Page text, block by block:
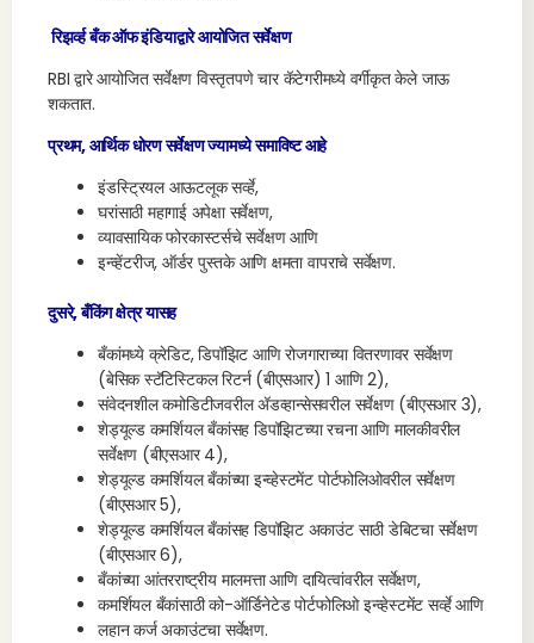
रिझर्व्ह बँक ऑफ इंडियाद्वारे आयोजित सर्वेक्षण
RBI द्वारे आयोजित सर्वेक्षण विस्तृतपणे चार कॅटेगरीमध्ये वर्गीकृत केले जाऊ
शकतात.
प्रथम, आर्थिक धोरण सर्वेक्षण ज्यामध्ये समाविष्ट आहे
इंडस्ट्रियल आऊटलूक सर्व्हे,
घरांसाठी महागाई अपेक्षा सर्वेक्षण,
व्यावसायिक फोरकास्टर्सचे सर्वेक्षण आणि
इन्व्हेंटरीज, ऑर्डर पुस्तके आणि क्षमता वापराचे सर्वेक्षण.
दुसरे, बँकिंग क्षेत्र यासह
बँकांमध्ये क्रेडिट, डिपॉझिट आणि रोजगाराच्या वितरणावर सर्वेक्षण
(बेसिक स्टॅटिस्टिकल रिटर्न (बीएसआर) 1 आणि 2),
संवेदनशील कमोडिटीजवरील ॲडव्हान्सेसवरील सर्वेक्षण (बीएसआर 3),
शेड्यूल्ड कमर्शियल बँकांसह डिपॉझिटच्या रचना आणि मालकीवरील
सर्वेक्षण (बीएसआर 4),
शेड्यूल्ड कमर्शियल बँकांच्या इन्व्हेस्टमेंट पोर्टफोलिओवरील सर्वेक्षण
(बीएसआर 5),
शेड्यूल्ड कमर्शियल बँकांसह डिपॉझिट अकाउंट साठी डेबिटचा सर्वेक्षण
(बीएसआर 6),
बँकांच्या आंतरराष्ट्रीय मालमत्ता आणि दायित्वांवरील सर्वेक्षण,
कमर्शियल बँकांसाठी को-ऑर्डिनेटेड पोर्टफोलिओ इन्व्हेस्टमेंट सर्व्हे आणि
लहान कर्ज अकाउंटचा सर्वेक्षण.